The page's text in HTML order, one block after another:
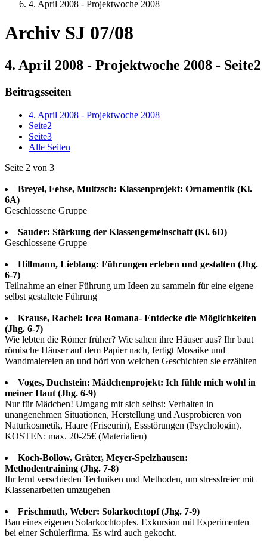
4. April 2008 - Projektwoche 2008
Archiv SJ 07/08
4. April 2008 - Projektwoche 2008 - Seite2
Beitragsseiten
4. April 2008 - Projektwoche 2008
Seite2
Seite3
Alle Seiten
Seite 2 von 3
Breyel, Fehse, Multzsch: Klassenprojekt: Ornamentik (Kl.
6A)
Geschlossene Gruppe
Sauder: Stärkung der Klassengemeinschaft (Kl. 6D)
Geschlossene Gruppe
Hillmann, Lieblang: Führungen erleben und gestalten (Jhg.
6-7)
Teilnahme an einer Führung um Ideen zu sammeln für eine eigene
selbst gestaltete Führung
Krause, Rachel: Icea Romana- Entdecke die Möglichkeiten
(Jhg. 6-7)
Wie lebten die Römer früher? Wie sahen ihre Häuser aus? Ihr baut
römische Häuser auf dem Papier nach, fertigt Mosaike und
Wandmalereien an und hört von welchen Geschichten sie erzählten
Voges, Duchstein: Mädchenprojekt: Ich fühle mich wohl in
meiner Haut (Jhg. 6-9)
Nur für Mädchen! Umgang mit sich selbst: Verhalten in
unangenehmen Situationen, Herstellung und Ausprobieren von
Naturkosmetik, Haare (Friseurin), Essstörungen (Psychologin).
KOSTEN: max. 20-25€ (Materialien)
Koch-Bollow, Gräter, Meyer-Spelzhausen:
Methodentraining (Jhg. 7-8)
Ihr lernt verschieden Techniken und Methoden, um stressfreier mit
Klassenarbeiten umzugehen
Frischmuth, Weber: Solarkochtopf (Jhg. 7-9)
Bau eines eigenen Solarkochtopfes. Exkursion mit Experimenten
bei einer Schülerfirma. Es wird auch gekocht.